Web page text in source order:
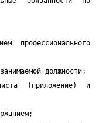
профессионального
должности;
(приложение) и